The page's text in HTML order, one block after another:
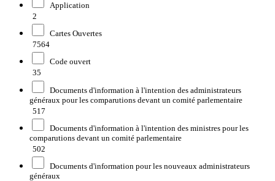
Application
2
Cartes Ouvertes
7564
Code ouvert
35
Documents d'information à l'intention des administrateurs
généraux pour les comparutions devant un comité parlementaire
517
Documents d'information à l'intention des ministres pour les
comparutions devant un comité parlementaire
502
Documents d'information pour les nouveaux administrateurs
généraux